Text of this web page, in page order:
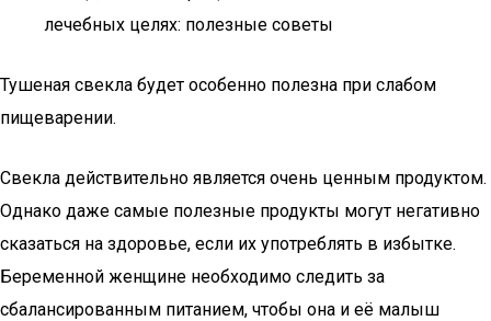
лечебных целях: полезные советы
Тушеная свекла будет особенно полезна при слабом
пищеварении.
Свекла действительно является очень ценным продуктом.
Однако даже самые полезные продукты могут негативно
сказаться на здоровье, если их употреблять в избытке.
Беременной женщине необходимо следить за
сбалансированным питанием, чтобы она и её малыш